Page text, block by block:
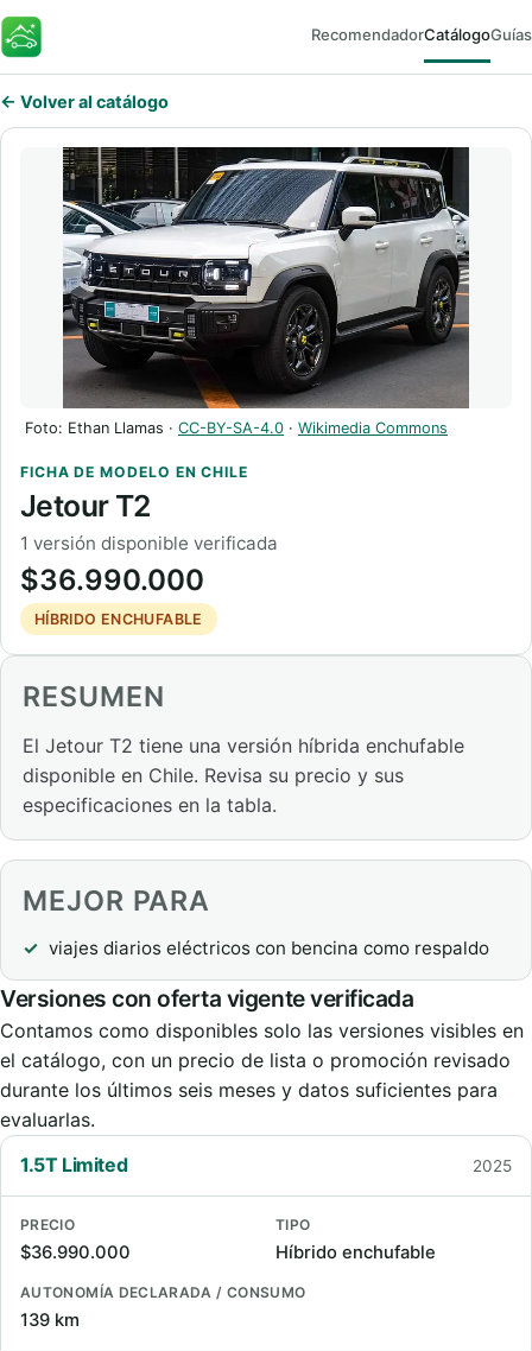
FaroEV RecomendadorCatálogoGuías
← Volver al catálogo
Foto: Ethan Llamas · CC-BY-SA-4.0 · Wikimedia Commons
FICHA DE MODELO EN CHILE
Jetour T2
1 versión disponible verificada
$36.990.000
HÍBRIDO ENCHUFABLE
RESUMEN
El Jetour T2 tiene una versión híbrida enchufable
disponible en Chile. Revisa su precio y sus
especificaciones en la tabla.
MEJOR PARA
viajes diarios eléctricos con bencina como respaldo
Versiones con oferta vigente verificada
Contamos como disponibles solo las versiones visibles en
el catálogo, con un precio de lista o promoción revisado
durante los últimos seis meses y datos suficientes para
evaluarlas.
1.5T Limited
2025
PRECIO
$36.990.000
TIPO
Híbrido enchufable
AUTONOMÍA DECLARADA / CONSUMO
139 km